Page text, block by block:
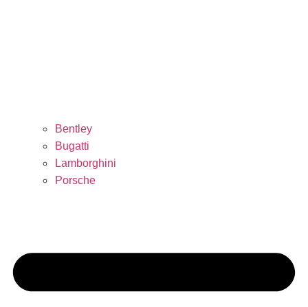
Bentley
Bugatti
Lamborghini
Porsche